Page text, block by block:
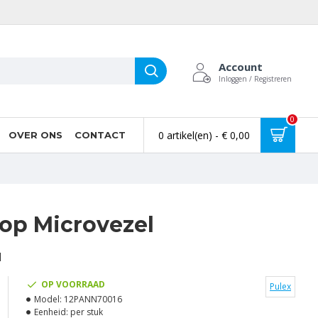
Account
Inloggen / Registreren
OVER ONS CONTACT 0 artikel(en) - € 0,00
0
Microvezel
OP VOORRAAD
Model: 12PANN70016
Eenheid: per stuk
Pulex